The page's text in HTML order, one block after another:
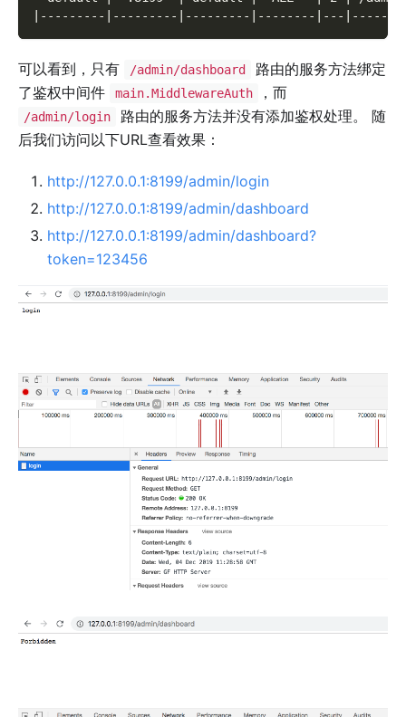
|---------|---------|---------|--------|---
可以看到，只有 /admin/dashboard
路由的服务方法绑定
了鉴权中间件
main.MiddlewareAuth ，而
/admin/login
路由的服务方法并没有添加鉴权处理。 随
后我们访问以下URL查看效果：
http://127.0.0.1:8199/admin/login
http://127.0.0.1:8199/admin/dashboard
http://127.0.0.1:8199/admin/dashboard?
token=123456